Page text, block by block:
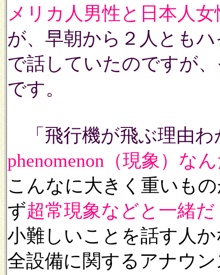
メリカ人男性と日本人
が、早朝から２人とも
で話していたのですが
です。
「飛行機が飛ぶ理由わ
phenomenon （現象）な
こんなに大きく重いも
ず超常現象などと一緒だ
小難しいことを話す人
全設備に関するアナウ